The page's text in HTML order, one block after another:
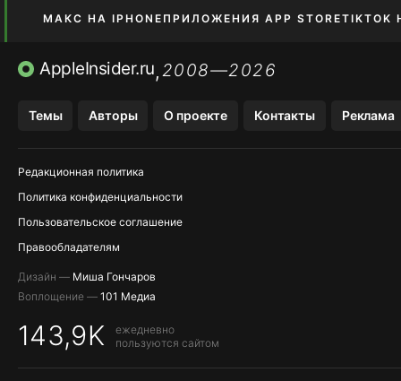
МАКС НА IPHONE ПРИЛОЖЕНИЯ APP STORETIKTOK
ПРИЛОЖЕНИЯ БЕЗ APP STORE OZON БАНК, WILDBERRIES
AppleInsider.ru, 2008—2026
Темы Авторы О проекте Контакты Реклама
Редакционная политика
Политика конфиденциальности
Пользовательское соглашение
Правообладателям
Дизайн — Миша Гончаров
Воплощение — 101 Медиа
143,9K
ежедневно
пользуются сайтом